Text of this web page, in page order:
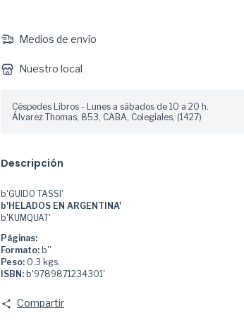
Medios de envío
Nuestro local
Céspedes Libros - Lunes a sábados de 10 a 20 h.
Álvarez Thomas, 853, CABA, Colegiales, (1427)
Descripción
b'GUIDO TASSI'
b'HELADOS EN ARGENTINA'
b'KUMQUAT'
Páginas:
Formato: b''
Peso: 0.3 kgs.
ISBN: b'9789871234301'
Compartir